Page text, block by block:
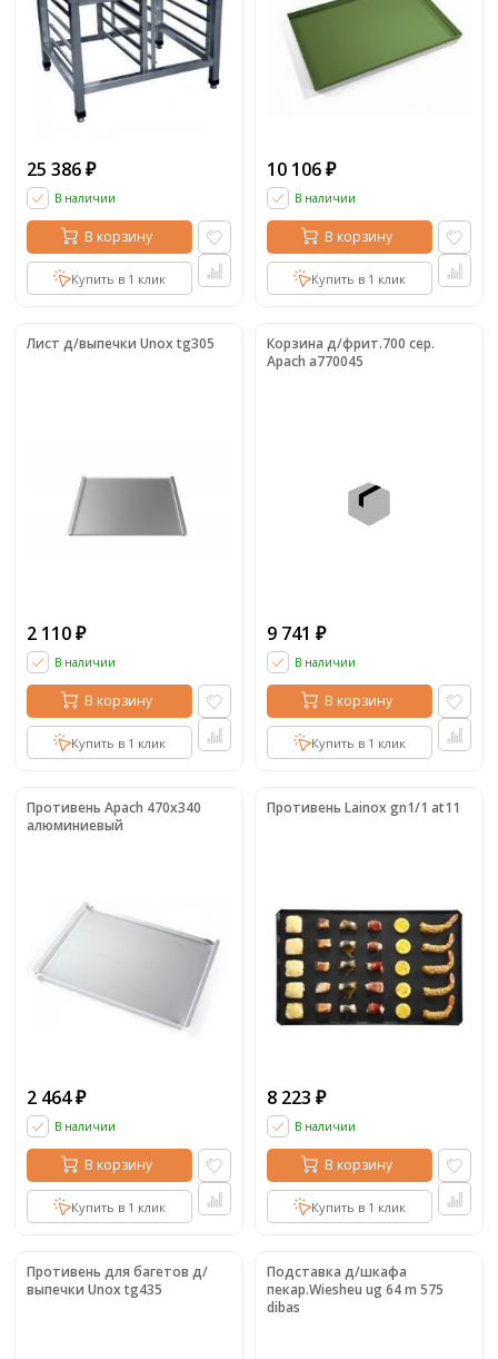
25 386 ₽
В наличии
В корзину
Купить в 1 клик
10 106 ₽
В наличии
В корзину
Купить в 1 клик
Лист д/выпечки Unox tg305
2 110 ₽
В наличии
В корзину
Купить в 1 клик
Корзина д/фрит.700 сер.
Apach a770045
9 741 ₽
В наличии
В корзину
Купить в 1 клик
Противень Apach 470x340
алюминиевый
2 464 ₽
В наличии
В корзину
Купить в 1 клик
Противень Lainox gn1/1 at11
8 223 ₽
В наличии
В корзину
Купить в 1 клик
Противень для багетов д/
выпечки Unox tg435
Подставка д/шкафа
пекар.Wiesheu ug 64 m 575
dibas